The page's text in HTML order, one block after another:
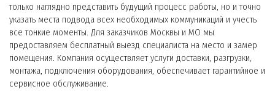
только наглядно представить будущий процесс работы, но и точно
указать места подвода всех необходимых коммуникаций и учесть
все тонкие моменты. Для заказчиков Москвы и МО мы
предоставляем бесплатный выезд специалиста на место и замер
помещения. Компания осуществляет услуги доставки, разгрузки,
монтажа, подключения оборудования, обеспечивает гарантийное и
сервисное обслуживание.